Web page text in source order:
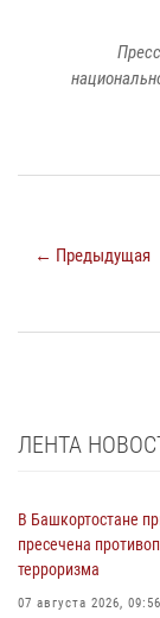
← Предыдущая
ЛЕНТА
В Башкортостане
пресечена
терроризма
07 августа 2026, 09:56